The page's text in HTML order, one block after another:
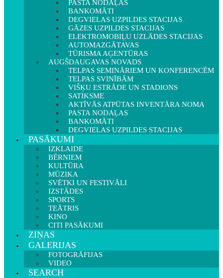
PASTA NODAĻAS
BANKOMĀTI
DEGVIELAS UZPILDES STACIJAS
GĀZES UZPILDES STACIJAS
ELEKTROMOBIĻU UZLĀDES STACIJAS
AUTOMAZGĀTAVAS
TŪRISMA AĢENTŪRAS
AUGŠDAUGAVAS NOVADS
TELPAS SEMINĀRIEM UN KONFERENCĒM
TELPAS SVINĪBĀM
VIŠĶU ESTRĀDE UN STADIONS
SATIKSME
AKTĪVĀS ATPŪTAS INVENTĀRA NOMA
PASTA NODAĻAS
BANKOMĀTI
DEGVIELAS UZPILDES STACIJAS
PASĀKUMI
IZKLAIDE
BĒRNIEM
KULTŪRA
MŪZIKA
SVĒTKI UN FESTIVĀLI
IZSTĀDES
SPORTS
TEĀTRIS
KINO
CITI PASĀKUMI
ZIŅAS
GALERIJAS
FOTOGRĀFIJAS
VIDEO
SEARCH